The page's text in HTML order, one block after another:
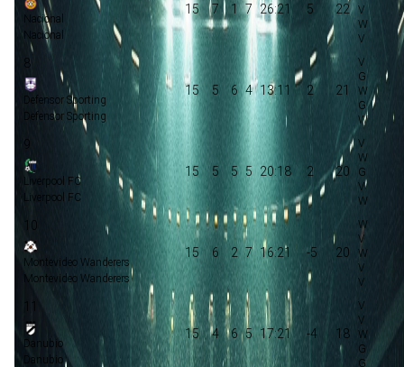
Nacional
Nacional
15 7 1 7 26:21 5 22
8
Defensor Sporting
Defensor Sporting
15 5 6 4 13:11 2 21
9
Liverpool FC
Liverpool FC
15 5 5 5 20:18 2 20
10
Montevideo Wanderers
Montevideo Wanderers
15 6 2 7 16:21 -5 20
Danubio
Danubio
15 4 6 5 17:21 -4 18